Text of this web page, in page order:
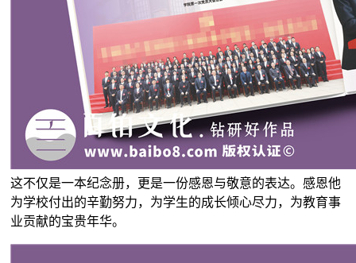
这不仅是一本纪念册，更是一份感恩与敬意的表达。感恩他
为学校付出的辛勤努力，为学生的成长倾心尽力，为教育事
业贡献的宝贵年华。